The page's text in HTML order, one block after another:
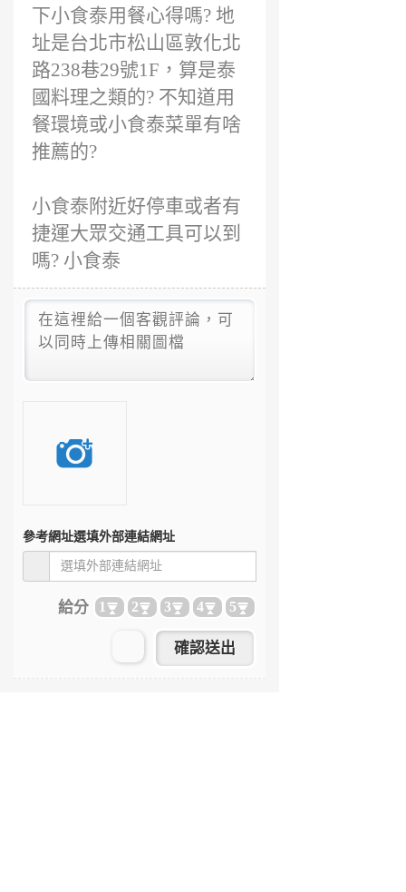
下小食泰用餐心得嗎? 地
址是台北市松山區敦化北
路238巷29號1F，算是泰
國料理之類的? 不知道用
餐環境或小食泰菜單有啥
推薦的?
小食泰附近好停車或者有
捷運大眾交通工具可以到
嗎? 小食泰
參考網址選填外部連結網址
給分 1 2 3 4 5